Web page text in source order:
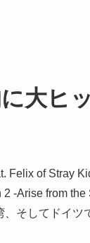
大ヒ
Felix of Stray
-Arise from
そしてドイツ